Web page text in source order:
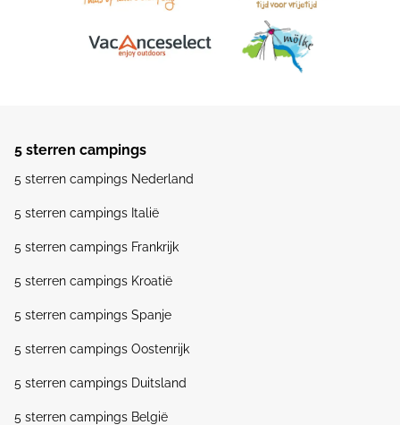
5 sterren campings
5 sterren campings Nederland
5 sterren campings Italië
5 sterren campings Frankrijk
5 sterren campings Kroatië
5 sterren campings Spanje
5 sterren campings Oostenrijk
5 sterren campings Duitsland
5 sterren campings België